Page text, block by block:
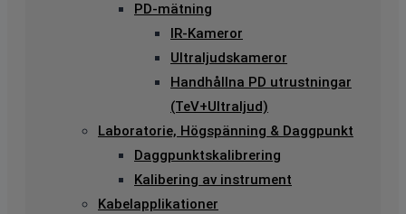
PD-mätning
IR-Kameror
Ultraljudskameror
Handhållna PD utrustningar
(TeV+Ultraljud)
Laboratorie, Högspänning & Daggpunkt
Daggpunktskalibrering
Kalibering av instrument
Kabelapplikationer